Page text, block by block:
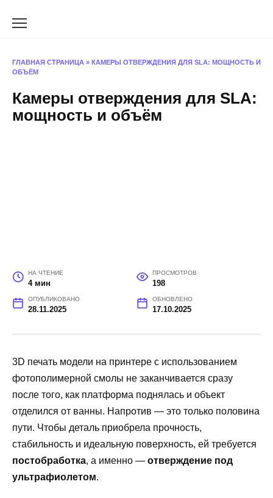
ГЛАВНАЯ СТРАНИЦА » КАМЕРЫ ОТВЕРЖДЕНИЯ ДЛЯ SLA: МОЩНОСТЬ И
ОБЪЁМ
Камеры отверждения для SLA:
мощность и объём
НА ЧТЕНИЕ
4 мин
ПРОСМОТРОВ
198
ОПУБЛИКОВАНО
28.11.2025
ОБНОВЛЕНО
17.10.2025
3D печать модели на принтере с использованием
фотополимерной смолы не заканчивается сразу
после того, как платформа поднялась и объект
отделился от ванны. Напротив — это только половина
пути. Чтобы деталь приобрела прочность,
стабильность и идеальную поверхность, ей требуется
постобработка, а именно — отверждение под
ультрафиолетом.